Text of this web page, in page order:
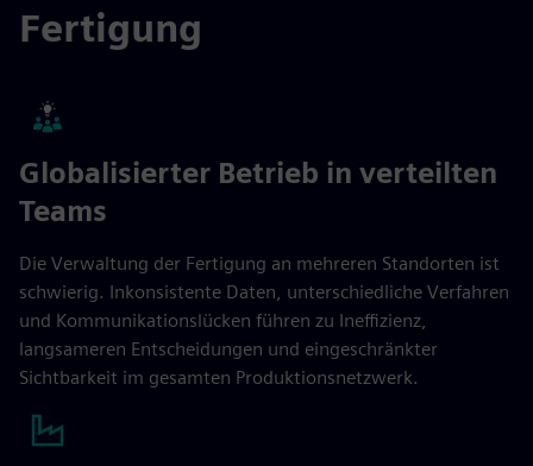
Fertigung
Globalisierter Betrieb in verteilten
Teams
Die Verwaltung der Fertigung an mehreren Standorten ist
schwierig. Inkonsistente Daten, unterschiedliche Verfahren
und Kommunikationslücken führen zu Ineffizienz,
langsameren Entscheidungen und eingeschränkter
Sichtbarkeit im gesamten Produktionsnetzwerk.